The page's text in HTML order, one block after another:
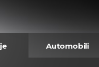
Automobili